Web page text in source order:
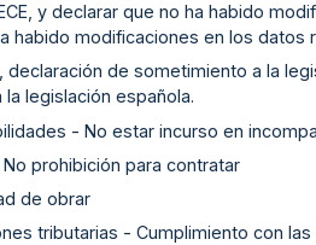
y declarar que no ha habido
habido modificaciones en los datos
declaración de sometimiento a la
legislación española.
- No estar incurso en
prohibición para contratar
de obrar
tributarias - Cumplimiento con